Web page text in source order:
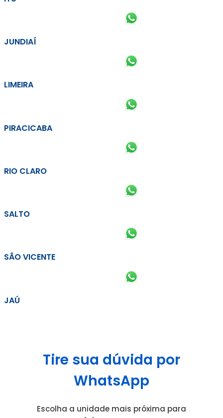
JUNDIAÍ
LIMEIRA
PIRACICABA
RIO CLARO
SALTO
SÃO VICENTE
JAÚ
Tire sua dúvida por
WhatsApp
Escolha a unidade mais próxima para